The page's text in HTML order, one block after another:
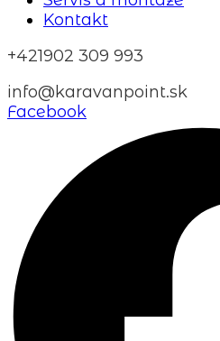
Kontakt
+421902 309 993
info@karavanpoint.sk
Facebook